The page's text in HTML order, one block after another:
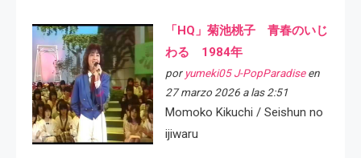
「HQ」菊池桃子 青春のいじ
わる 1984年
por yumeki05 J-PopParadiseen
27 marzo 2026 a las 2:51
Momoko Kikuchi / Seishun no
ijiwaru